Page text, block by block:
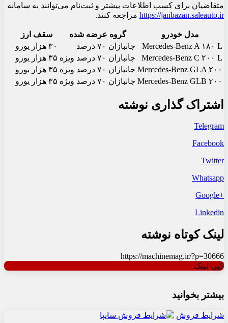
متقاضیان برای کسب اطلاعات بیشتر و ثبت‌نام می‌توانند به سامانه
https://janbazan.saleauto.ir مراجعه کنند.
مدل خودرو گروه عرضه شده
سقف ارز
Mercedes-Benz A ۱۸۰ L
جانبازان ۷۰ درصد
۳۰ هزار یورو
Mercedes-Benz C ۲۰۰ L
جانبازان ۷۰ درصد ویژه
۳۵ هزار یورو
Mercedes-Benz GLA ۲۰۰ جانبازان ۷۰ درصد ویژه
۳۵ هزار یورو
Mercedes-Benz GLB ۲۰۰ جانبازان ۷۰ درصد ویژه ۳۵ هزار یورو
اشتراک گذاری نوشته
Telegram
Facebook
Twitter
Whatsapp
+Google
Linkedin
لینک کوتاه نوشته
https://machinemag.ir/?p=30666
کپی لینک
بیشتر بخوانید
شرایط فروش